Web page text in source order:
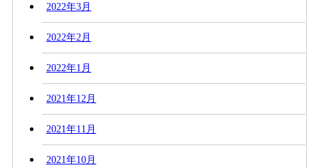
2022年3月
2022年2月
2022年1月
2021年12月
2021年11月
2021年10月